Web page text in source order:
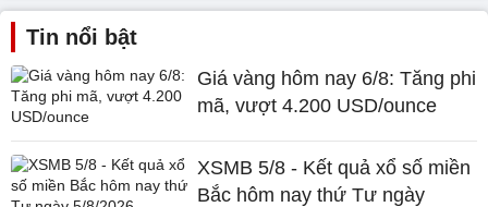
Tin nổi bật
Giá vàng hôm nay 6/8: Tăng phi
mã, vượt 4.200 USD/ounce
XSMB 5/8 - Kết quả xổ số miền
Bắc hôm nay thứ Tư ngày